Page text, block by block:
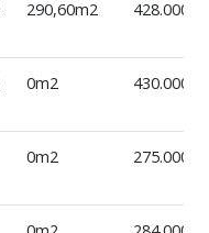
290,60m2 428.000€
0m2 430.000€
0m2 275.000€